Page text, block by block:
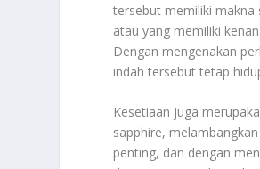
tersebut memiliki makna
atau yang memiliki
Dengan mengenakan
indah tersebut tetap
Kesetiaan juga
sapphire,
penting, dan dengan